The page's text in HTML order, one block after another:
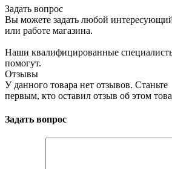
Задать вопрос
Вы можете задать любой
или работе магазина.
Наши квалифицированные
помогут.
Отзывы
У данного товара нет отзывов. Станьте
первым, кто оставил отзыв об этом
Задать вопрос